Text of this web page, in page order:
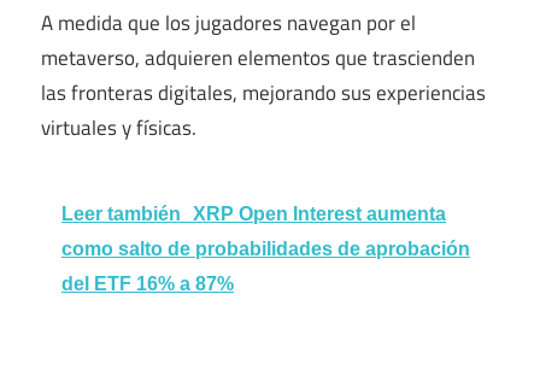
A medida que los jugadores navegan por el
metaverso, adquieren elementos que trascienden
las fronteras digitales, mejorando sus experiencias
virtuales y físicas.
Leer también
XRP Open Interest aumenta
como salto de probabilidades de aprobación
del ETF 16% a 87%